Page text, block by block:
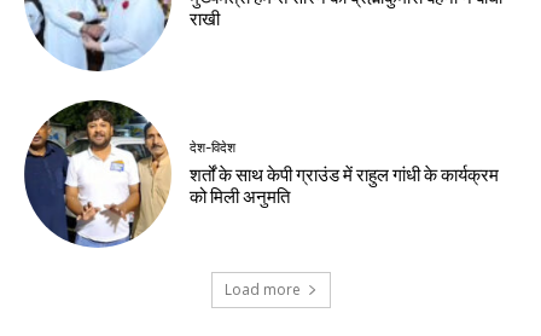
नवीनतम लेख
वार्ता समाप्त, 10 अगस्त के विधानसभा मार्च पर
पुनर्विचार के संकेत
झारखंड न्यूज़